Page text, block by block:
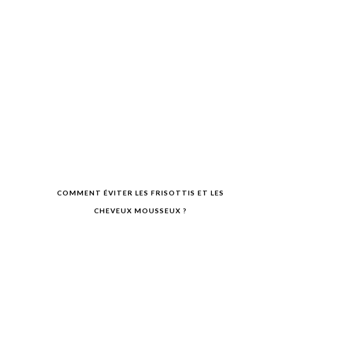
COMMENT ÉVITER LES FRISOTTIS ET LES
CHEVEUX MOUSSEUX ?